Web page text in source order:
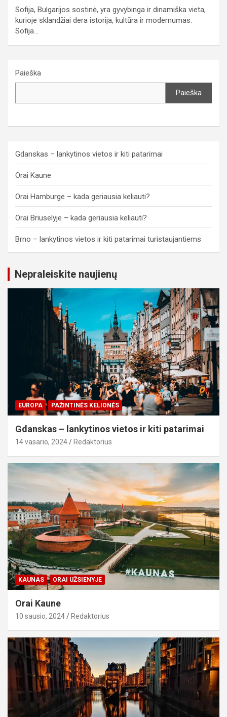
Sofija, Bulgarijos sostinė, yra gyvybinga ir dinamiška vieta,
kurioje sklandžiai dera istorija, kultūra ir modernumas.
Sofija…
Paieška
Paieška
Gdanskas – lankytinos vietos ir kiti patarimai
Orai Kaune
Orai Hamburge – kada geriausia keliauti?
Orai Briuselyje – kada geriausia keliauti?
Brno – lankytinos vietos ir kiti patarimai turistaujantiems
Nepraleiskite naujienų
EUROPA PAŽINTINĖS KELIONĖS
Gdanskas – lankytinos vietos ir kiti patarimai
14 vasario, 2024 Redaktorius
KAUNAS ORAI UŽSIENYJE
Orai Kaune
10 sausio, 2024 Redaktorius